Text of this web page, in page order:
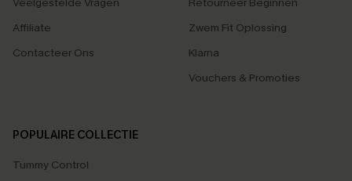
Affiliate
Contacteer Ons
Zwem Fit Oplossing
Klarna
Vouchers & Promoties
POPULAIRE COLLECTIE
Tummy Control